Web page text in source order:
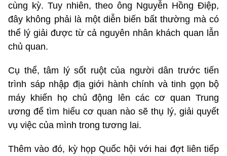
cùng kỳ. Tuy nhiên, theo ông Nguyễn Hồng Điệp,
đây không phải là một diễn biến bất thường mà có
thể lý giải được từ cả nguyên nhân khách quan lẫn
chủ quan.
Cụ thể, tâm lý sốt ruột của người dân trước tiến
trình sáp nhập địa giới hành chính và tinh gọn bộ
máy khiến họ chủ động lên các cơ quan Trung
ương để tìm hiểu cơ quan nào sẽ thụ lý, giải quyết
vụ việc của mình trong tương lai.
Thêm vào đó, kỳ họp Quốc hội với hai đợt liên tiếp